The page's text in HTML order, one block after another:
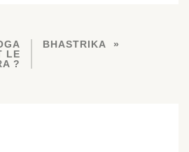
LE
?
BHASTRIKA